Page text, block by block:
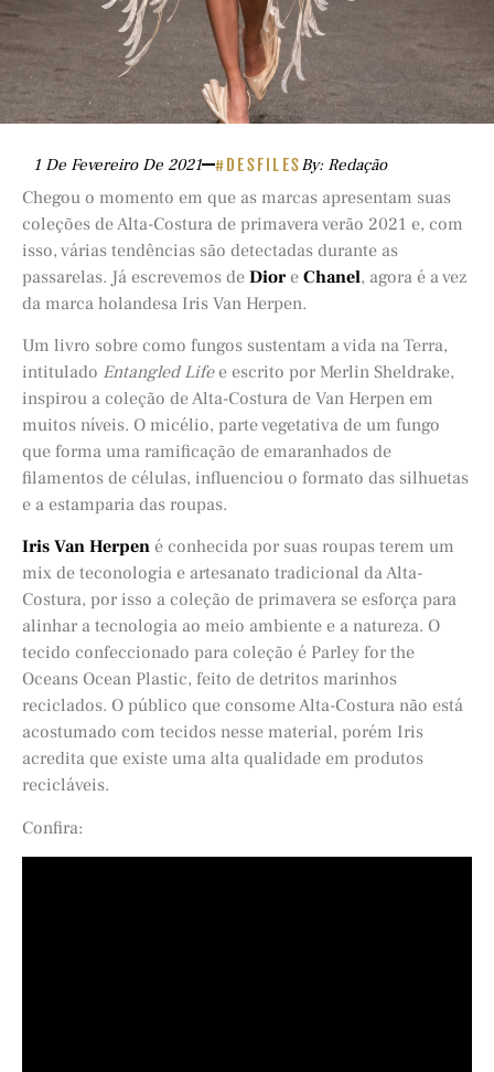
1 De Fevereiro De 2021 #DESFILESBy: Redação
Chegou o momento em que as marcas apresentam suas
coleções de Alta-Costura de primavera verão 2021 e, com
isso, várias tendências são detectadas durante as
passarelas. Já escrevemos de Dior e Chanel, agora é a vez
da marca holandesa Iris Van Herpen.
Um livro sobre como fungos sustentam a vida na Terra,
intitulado Entangled Lifee escrito por Merlin Sheldrake,
inspirou a coleção de Alta-Costura de Van Herpen em
muitos níveis. O micélio, parte vegetativa de um fungo
que forma uma ramificação de emaranhados de
filamentos de células, influenciou o formato das silhuetas
e a estamparia das roupas.
Iris Van Herpen é conhecida por suas roupas terem um
mix de teconologia e artesanato tradicional da Alta-
Costura, por isso a coleção de primavera se esforça para
alinhar a tecnologia ao meio ambiente e a natureza. O
tecido confeccionado para coleção é Parley for the
Oceans Ocean Plastic, feito de detritos marinhos
reciclados. O público que consome Alta-Costura não está
acostumado com tecidos nesse material, porém Iris
acredita que existe uma alta qualidade em produtos
recicláveis.
Confira: